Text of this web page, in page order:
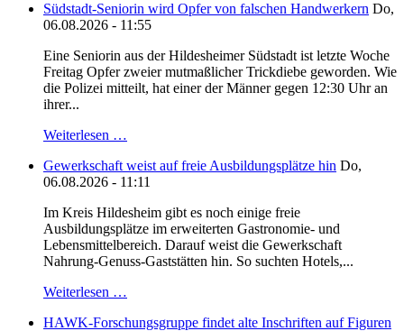
Südstadt-Seniorin wird Opfer von falschen Handwerkern Do,
06.08.2026 - 11:55
Eine Seniorin aus der Hildesheimer Südstadt ist letzte Woche
Freitag Opfer zweier mutmaßlicher Trickdiebe geworden. Wie
die Polizei mitteilt, hat einer der Männer gegen 12:30 Uhr an
ihrer...
Weiterlesen …
Gewerkschaft weist auf freie Ausbildungsplätze hin Do,
06.08.2026 - 11:11
Im Kreis Hildesheim gibt es noch einige freie
Ausbildungsplätze im erweiterten Gastronomie- und
Lebensmittelbereich. Darauf weist die Gewerkschaft
Nahrung-Genuss-Gaststätten hin. So suchten Hotels,...
Weiterlesen …
HAWK-Forschungsgruppe findet alte Inschriften auf Figuren